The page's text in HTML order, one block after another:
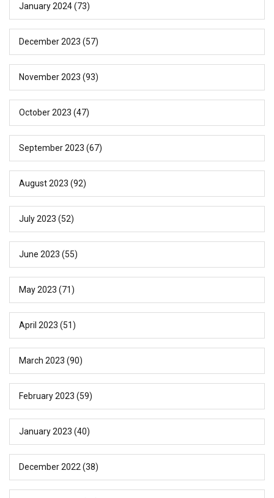
January 2024(73)
December 2023 (57)
November 2023 (93)
October 2023 (47)
September 2023 (67)
August 2023 (92)
July 2023 (52)
June 2023 (55)
May 2023 (71)
April 2023 (51)
March 2023 (90)
February 2023 (59)
January 2023 (40)
December 2022 (38)